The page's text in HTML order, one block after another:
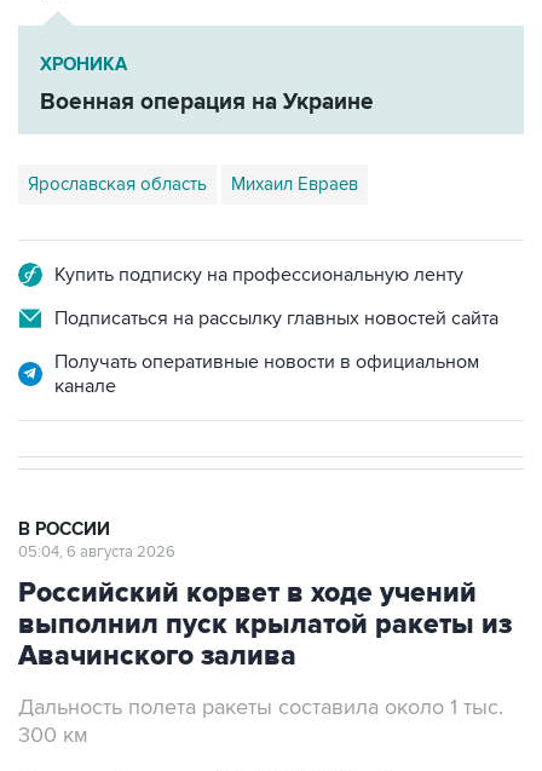
ХРОНИКА
Военная операция на Украине
Ярославская область Михаил Евраев
Купить подписку на профессиональную ленту
Подписаться на рассылку главных новостей сайта
Получать оперативные новости в официальном
канале
В РОССИИ
05:04, 6 августа 2026
Российский корвет в ходе учений
выполнил пуск крылатой ракеты из
Авачинского залива
Дальность полета ракеты составила около 1 тыс.
300 км